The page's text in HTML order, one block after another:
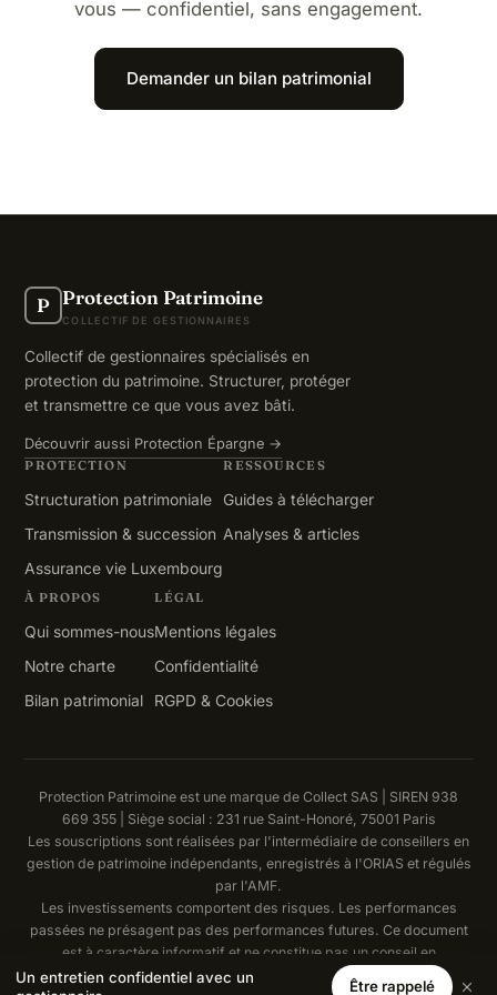
vous — confidentiel, sans engagement.
Demander un bilan patrimonial
P Protection Patrimoine
COLLECTIF DE GESTIONNAIRES
Collectif de gestionnaires spécialisés en
protection du patrimoine. Structurer, protéger
et transmettre ce que vous avez bâti.
Découvrir aussi Protection Épargne →
PROTECTION
Structuration patrimoniale
Transmission & succession
Assurance vie Luxembourg
RESSOURCES
Guides à télécharger
Analyses & articles
À PROPOS
Qui sommes-nous
Notre charte
Bilan patrimonial
LÉGAL
Mentions légales
Confidentialité
RGPD & Cookies
Protection Patrimoine est une marque de Collect SAS | SIREN 938
669 355 | Siège social : 231 rue Saint-Honoré, 75001 Paris
Les souscriptions sont réalisées par l'intermédiaire de conseillers en
gestion de patrimoine indépendants, enregistrés à l'ORIAS et régulés
par l'AMF.
Les investissements comportent des risques. Les performances
passées ne présagent pas des performances futures. Ce document
est à caractère informatif et ne constitue pas un conseil en
investissement.
Un entretien confidentiel avec un
Être rappelé